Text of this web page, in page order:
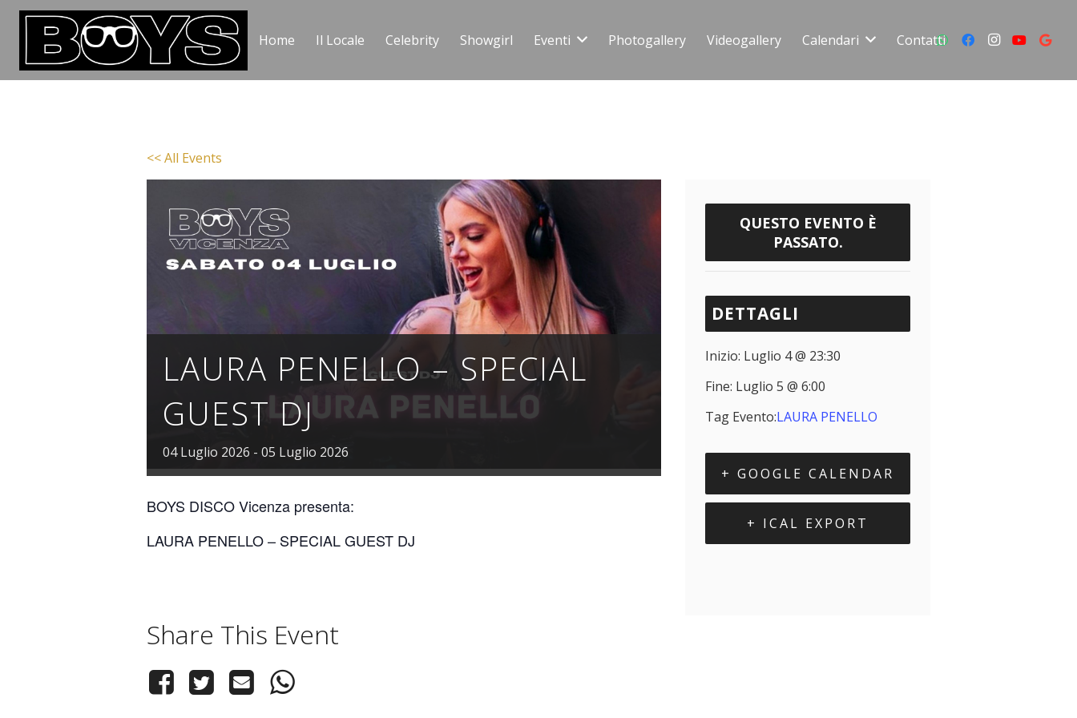
Home Il Locale Celebrity Showgirl Eventi Photogallery Videogallery Calendari Contatti
<< All Events
LAURA PENELLO – SPECIAL
GUEST DJ
04 Luglio 2026 - 05 Luglio 2026
BOYS DISCO Vicenza presenta:
LAURA PENELLO – SPECIAL GUEST DJ
Share This Event
QUESTO EVENTO È
PASSATO.
DETTAGLI
Inizio: Luglio 4 @ 23:30
Fine: Luglio 5 @ 6:00
Tag Evento:LAURA PENELLO
+ GOOGLE CALENDAR
+ ICAL EXPORT